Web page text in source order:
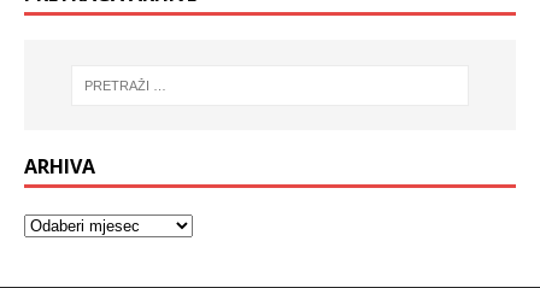
ARHIVA